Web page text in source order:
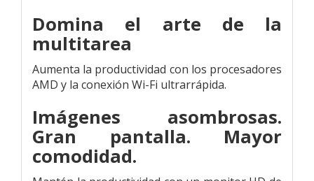
Domina el arte de la
multitarea
Aumenta la productividad con los procesadores
AMD y la conexión Wi-Fi ultrarrápida.
Imágenes asombrosas.
Gran pantalla. Mayor
comodidad.